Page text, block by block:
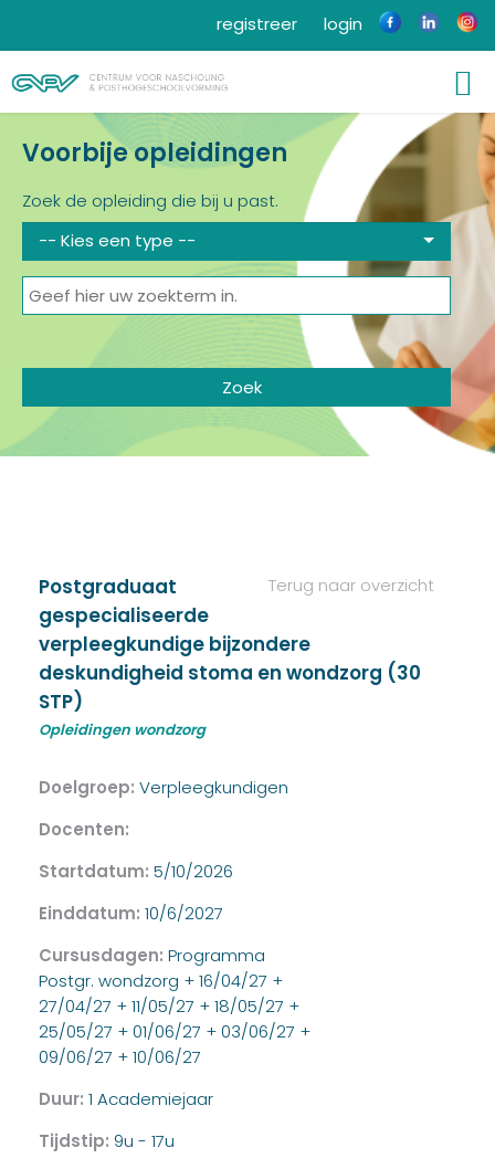
login
registreer
Voorbije opleidingen
Zoek de opleiding die bij u past.
-- Kies een type --
Terug naar overzicht
Postgraduaat
gespecialiseerde
verpleegkundige bijzondere
deskundigheid stoma en wondzorg (30
STP)
Opleidingen wondzorg
Doelgroep: Verpleegkundigen
Docenten:
Startdatum: 5/10/2026
Einddatum: 10/6/2027
Cursusdagen: Programma
Postgr. wondzorg + 16/04/27 +
27/04/27 + 11/05/27 + 18/05/27 +
25/05/27 + 01/06/27 + 03/06/27 +
09/06/27 + 10/06/27
Duur: 1 Academiejaar
Tijdstip: 9u - 17u